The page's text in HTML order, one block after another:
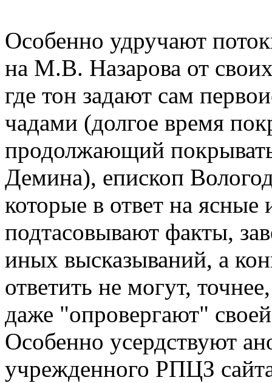
Особенно удручают
на М.В. Назарова от
где тон задают сам
чадами (долгое время
продолжающий
Демина), епископ
которые в ответ на
подтасовывают факты,
иных высказываний, а
ответить не могут,
даже "опровергают"
Особенно усердствуют
учрежденного РПЦЗ